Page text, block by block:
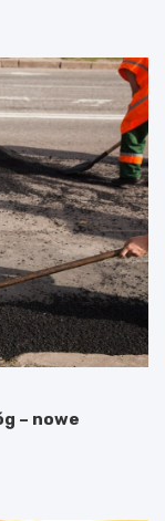
– nowe